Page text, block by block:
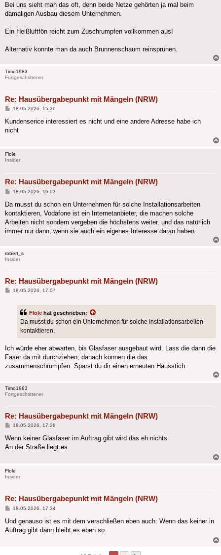
Bei uns sieht man das oft, denn beide Netze gehörten ja mal beim
damaligen Ausbau diesem Unternehmen.
Ein Heißluftfön reicht zum Zuschrumpfen vollkommen aus!
Alternativ konnte man da auch Brunnenschaum reinsprühen.
Timo1983
Fortgeschrittener
Re: Hausübergabepunkt mit Mängeln (NRW)
Beitrag
18.05.2026, 15:26
Kundenserice interessiert es nicht und eine andere Adresse habe ich
nicht
Flole
Insider
Re: Hausübergabepunkt mit Mängeln (NRW)
Beitrag
18.05.2026, 16:03
Da musst du schon ein Unternehmen für solche Installationsarbeiten
kontaktieren, Vodafone ist ein Internetanbieter, die machen solche
Arbeiten nicht sondern vergeben die höchstens weiter, und das natürlich
immer nur dann, wenn sie auch ein eigenes Interesse daran haben.
robert_s
Insider
Re: Hausübergabepunkt mit Mängeln (NRW)
Beitrag
18.05.2026, 17:07
Flole hat geschrieben:
Da musst du schon ein Unternehmen für solche Installationsarbeiten
kontaktieren,
Ich würde eher abwarten, bis Glasfaser ausgebaut wird. Lass die dann die
Faser da mit durchziehen, danach können die das
zusammenschrumpfen. Sparst du dir einen erneuten Hausstich.
Timo1983
Fortgeschrittener
Re: Hausübergabepunkt mit Mängeln (NRW)
Beitrag
18.05.2026, 17:28
Wenn keiner Glasfaser im Auftrag gibt wird das eh nichts
An der Straße liegt es
Flole
Insider
Re: Hausübergabepunkt mit Mängeln (NRW)
Beitrag
18.05.2026, 17:34
Und genauso ist es mit dem verschließen eben auch: Wenn das keiner in
Auftrag gibt dann bleibt es eben so.